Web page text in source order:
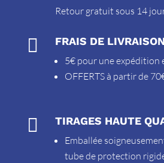
Retour gratuit sous 14
 FRAIS DE LIVRAISON
5€ pour une expédition
OFFERTS à partir de
 TIRAGES HAUTE
Emballée
tube de protection